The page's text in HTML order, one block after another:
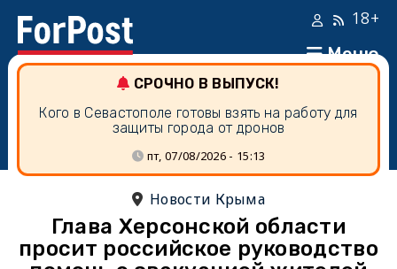
Меню
18+
СРОЧНО В ВЫПУСК!
Кого в Севастополе готовы взять на работу для
защиты города от дронов
пт, 07/08/2026 - 15:13
Новости Крыма
Глава Херсонской области
просит российское руководство